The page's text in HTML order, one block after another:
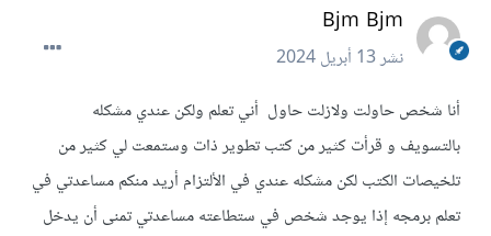
Bjm Bjm
نشر13 أبريل 2024
أنا شخص حاولت ولازلت حاول أني تعلم ولكن عندي مشكله
بالتسويف و قرأت كثير من كتب تطوير ذات وستمعت لي كثير من
تلخيصات الكتب لكن مشكله عندي في الألتزام أريد منكم مساعدتي في
تعلم برمجه إذا يوجد شخص في ستطاعته مساعدتي تمنى أن يدخل